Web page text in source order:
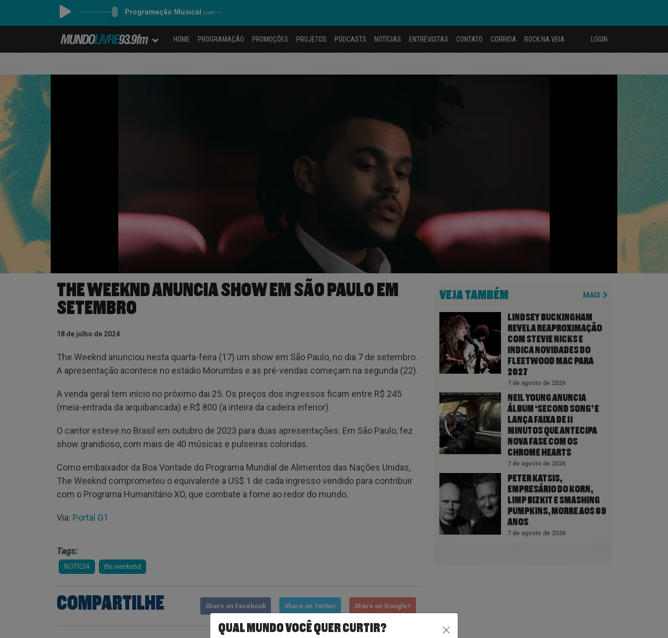
Programação Musical com ---
HOME PROGRAMAÇÃO PROMOÇÕES PROJETOS PODCASTS NOTÍCIAS ENTREVISTAS CONTATO CORRIDA ROCK NA VEIA LOGIN
THE WEEKND ANUNCIA SHOW EM SÃO PAULO EM
SETEMBRO
18 de julho de 2024
The Weeknd anunciou nesta quarta-feira (17) um show em São Paulo, no dia 7 de setembro.
A apresentação acontece no estádio Morumbis e as pré-vendas começam na segunda (22).
A venda geral tem início no próximo dai 25. Os preços dos ingressos ficam entre R$ 245
(meia-entrada da arquibancada) e R$ 800 (a inteira da cadeira inferior).
O cantor esteve no Brasil em outubro de 2023 para duas apresentações. Em São Paulo, fez
show grandioso, com mais de 40 músicas e pulseiras coloridas.
Como embaixador da Boa Vontade do Programa Mundial de Alimentos das Nações Unidas,
The Weeknd comprometeu o equivalente a US$ 1 de cada ingresso vendido para contribuir
com o Programa Humanitário XO, que combate a fome ao redor do mundo.
Via: Portal G1
Tags:
NOTICIA the weekend
COMPARTILHE Share on Facebook Share on Twitter Share on Google+
VEJA TAMBÉM MAIS
LINDSEY BUCKINGHAM
REVELA REAPROXIMAÇÃO
COM STEVIE NICKS E
INDICA NOVIDADES DO
FLEETWOOD MAC PARA
2027
7 de agosto de 2026
NEIL YOUNG ANUNCIA
ÁLBUM ‘SECOND SONG’ E
LANÇA FAIXA DE 11
MINUTOS QUE ANTECIPA
NOVA FASE COM OS
CHROME HEARTS
7 de agosto de 2026
PETER KATSIS,
EMPRESÁRIO DO KORN,
LIMP BIZKIT E SMASHING
PUMPKINS, MORRE AOS 69
ANOS
7 de agosto de 2026
QUAL MUNDO VOCÊ QUER CURTIR?